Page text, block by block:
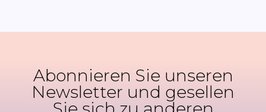
Abonnieren Sie unseren
Newsletter und gesellen